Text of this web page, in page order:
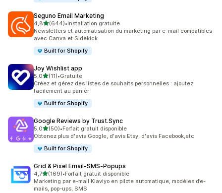
Seguno Email Marketing
4,8étoile(s) sur 5
(644)
644 avis au total
•Installation gratuite
Newsletters et automatisation du marketing par e-mail compatibles
avec Canva et Sidekick
Built for Shopify
Joy Wishlist app
5,0étoile(s) sur 5
(11)
11 avis au total
•Gratuite
Créez et gérez des listes de souhaits personnelles : ajoutez
facilement au panier
Built for Shopify
Google Reviews by Trust.Sync
5,0étoile(s) sur 5
(50)
50 avis au total
•Forfait gratuit disponible
Obtenez plus d'avis Google, d'avis Etsy, d'avis Facebook,etc
Built for Shopify
Grid & Pixel Email‑SMS‑Popups
4,7étoile(s) sur 5
(169)
169 avis au total
•Forfait gratuit disponible
Marketing par e-mail Klaviyo en pilote automatique, modèles d’e-
mails, pop-ups, SMS